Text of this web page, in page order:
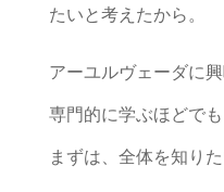
たいと考えたから。
アーユルヴェーダに
専門的に学ぶほどでも
まずは、全体を知りた